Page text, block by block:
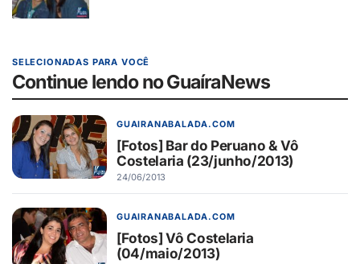
SELECIONADAS PARA VOCÊ
Continue lendo no GuaíraNews
GUAIRANABALADA.COM
[Fotos] Bar do Peruano & Vô
Costelaria (23/junho/2013)
24/06/2013
GUAIRANABALADA.COM
[Fotos] Vô Costelaria
(04/maio/2013)